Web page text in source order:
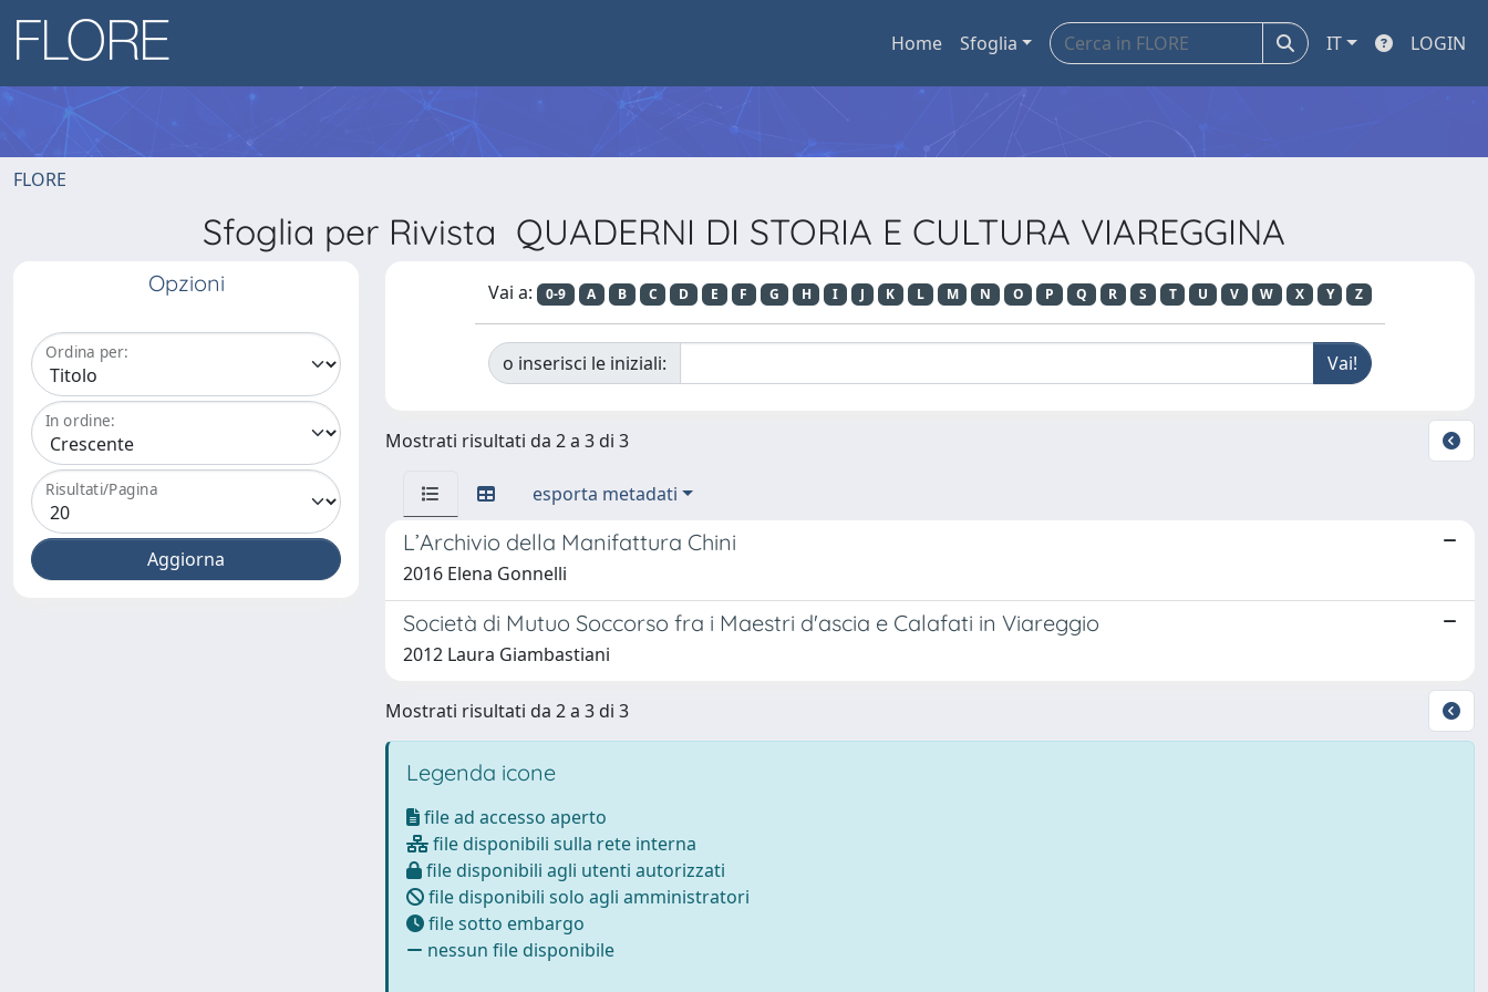
Home Sfoglia IT LOGIN
FLORE
Sfoglia per Rivista QUADERNI DI STORIA E CULTURA VIAREGGINA
Opzioni
Ordina per:
In ordine:
Risultati/Pagina
Vai a: 0-9 A B C D E F G H I J K L M N O P Q R S T U V W X Y Z
o inserisci le iniziali:
Mostrati risultati da 2 a 3 di 3
esporta metadati
L’Archivio della Manifattura Chini
2016 Elena Gonnelli
Società di Mutuo Soccorso fra i Maestri d'ascia e Calafati in Viareggio
2012 Laura Giambastiani
Mostrati risultati da 2 a 3 di 3
Legenda icone
file ad accesso aperto
file disponibili sulla rete interna
file disponibili agli utenti autorizzati
file disponibili solo agli amministratori
file sotto embargo
nessun file disponibile